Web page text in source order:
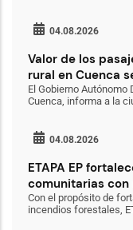
04.08.2026
Valor de los
rural en Cuenca
El Gobierno
Cuenca, informa a la
04.08.2026
ETAPA EP
comunitarias
Con el propósito de
incendios forestales,